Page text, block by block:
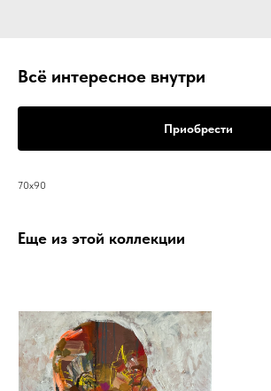
Всё интересное внутри
Приобрести
70х90
Еще из этой коллекции